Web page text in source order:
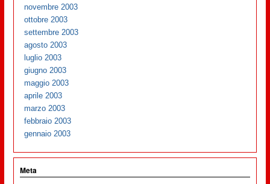
novembre 2003
ottobre 2003
settembre 2003
agosto 2003
luglio 2003
giugno 2003
maggio 2003
aprile 2003
marzo 2003
febbraio 2003
gennaio 2003
Meta